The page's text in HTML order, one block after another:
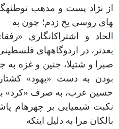
از نژاد پست و مذهب
های روسی یخ زدم؛ چون به
الحاد و اشتراک­انگاری
بعدتر، در اردوگاه­های
صبرا و شتیلا، جنین و غزه
بودن به دست «یهود»
حسین عرب، به صرف «کرد»
نکبت شیمیایی بر چهره­ام
بالکان مرا به دلیل این­که